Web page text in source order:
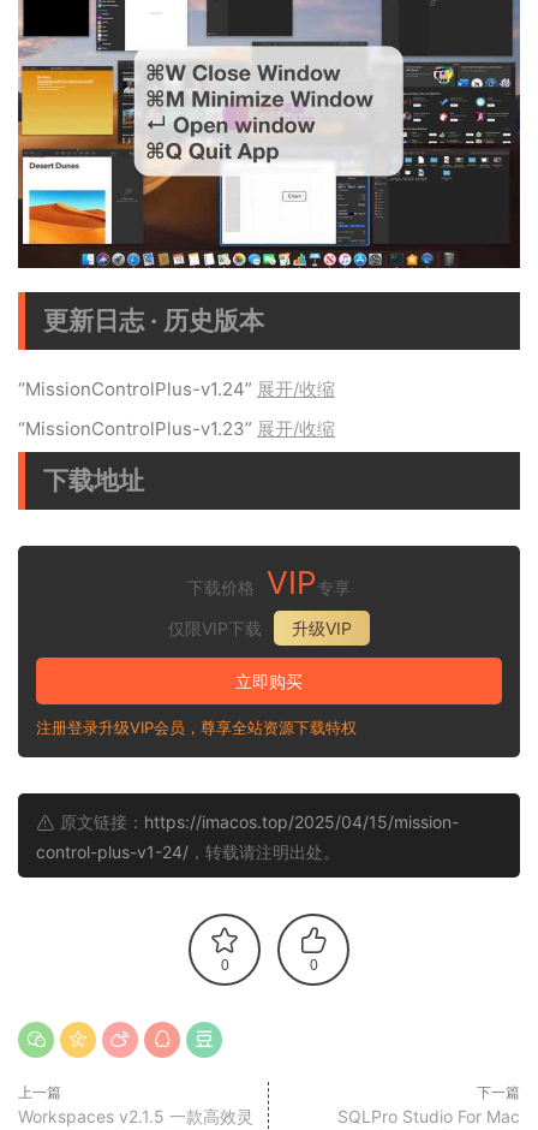
更新日志 · 历史版本
“MissionControlPlus-v1.24” 展开/收缩
“MissionControlPlus-v1.23” 展开/收缩
下载地址
下载价格 VIP专享
仅限VIP下载
升级VIP
立即购买
注册登录升级VIP会员，尊享全站资源下载特权
原文链接： https://imacos.top/2025/04/15/mission-
control-plus-v1-24/ ，转载请注明出处。
0 0
上一篇
Workspaces v2.1.5 一款高效灵
下一篇
SQLPro Studio For Mac